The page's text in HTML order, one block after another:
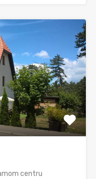
centru